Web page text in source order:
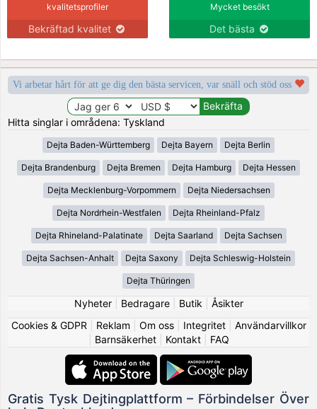
kvalitetsprofiler
Bekräftad kvalitet
Mycket besökt
Det bästa
Vi arbetar hårt för att ge dig den bästa servicen, var snäll och stöd oss
Hitta singlar i områdena: Tyskland
Dejta Baden-Württemberg Dejta Bayern Dejta Berlin
Dejta Brandenburg Dejta Bremen Dejta Hamburg Dejta Hessen
Dejta Mecklenburg-Vorpommern Dejta Niedersachsen
Dejta Nordrhein-Westfalen Dejta Rheinland-Pfalz
Dejta Rhineland-Palatinate Dejta Saarland Dejta Sachsen
Dejta Sachsen-Anhalt Dejta Saxony Dejta Schleswig-Holstein
Dejta Thüringen
Nyheter| Bedragare| Butik
Åsikter
Cookies & GDPR
Reklam Om oss| Integritet| Användarvillkor
Barnsäkerhet| Kontakt| FAQ
Gratis Tysk Dejtingplattform – Förbindelser Över